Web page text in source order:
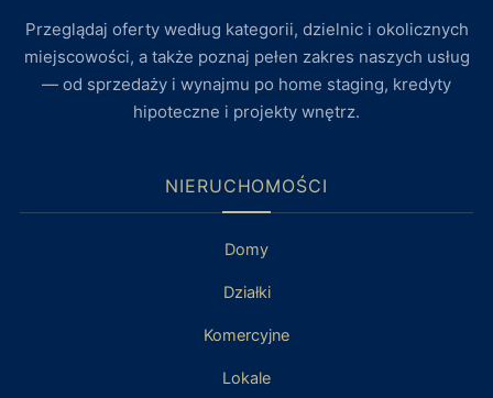
Przeglądaj oferty według kategorii, dzielnic i okolicznych
miejscowości, a także poznaj pełen zakres naszych usług
— od sprzedaży i wynajmu po home staging, kredyty
hipoteczne i projekty wnętrz.
NIERUCHOMOŚCI
Domy
Działki
Komercyjne
Lokale